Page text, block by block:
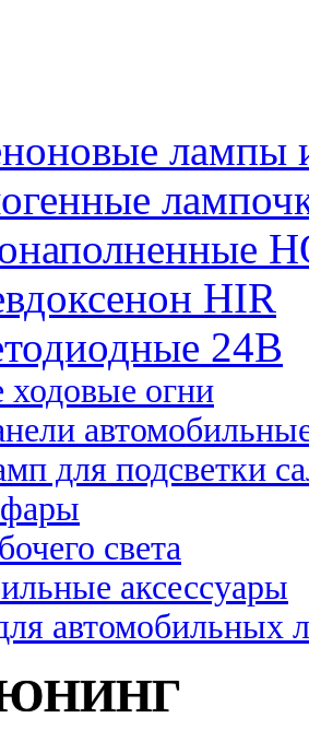
лампы
HIR
24B
огни
для подсветки
света
аксессуары
автомобильных